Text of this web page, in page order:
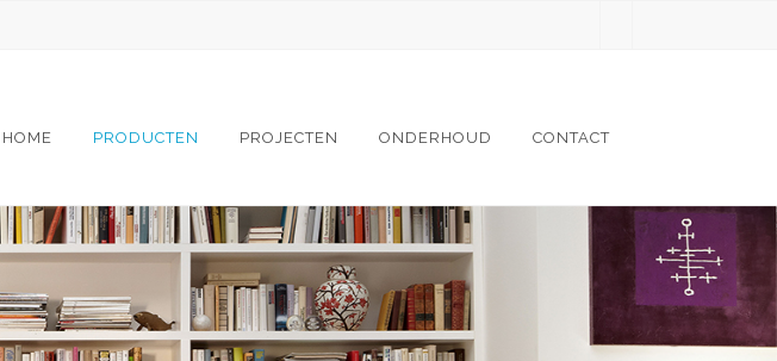
HOME PRODUCTEN PROJECTEN ONDERHOUD CONTACT